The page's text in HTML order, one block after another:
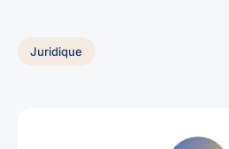
Juridique